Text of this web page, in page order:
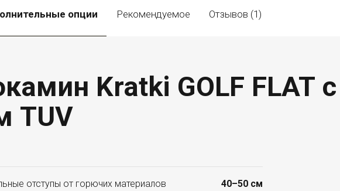
опции Рекомендуемое Отзывов (1)
Kratki GOLF FLAT с
TUV
отступы от горючих материалов 40–50 см